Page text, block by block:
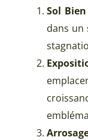
Sol
dans un